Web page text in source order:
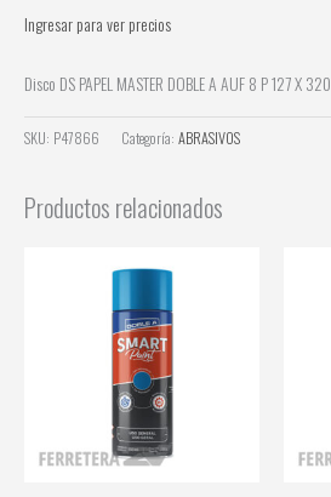
Ingresar para ver precios
Disco DS PAPEL MASTER DOBLE A AUF 8 P 127 X 320
SKU: P47866 Categoría: ABRASIVOS
Productos relacionados